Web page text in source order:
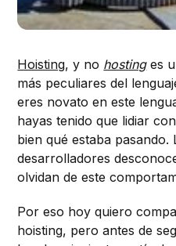
Hoisting, y no hostinges
más peculiares del
eres novato en este
hayas tenido que lidiar
bien qué estaba
desarrolladores
olvidan de este
Por eso hoy quiero
hoisting, pero antes de